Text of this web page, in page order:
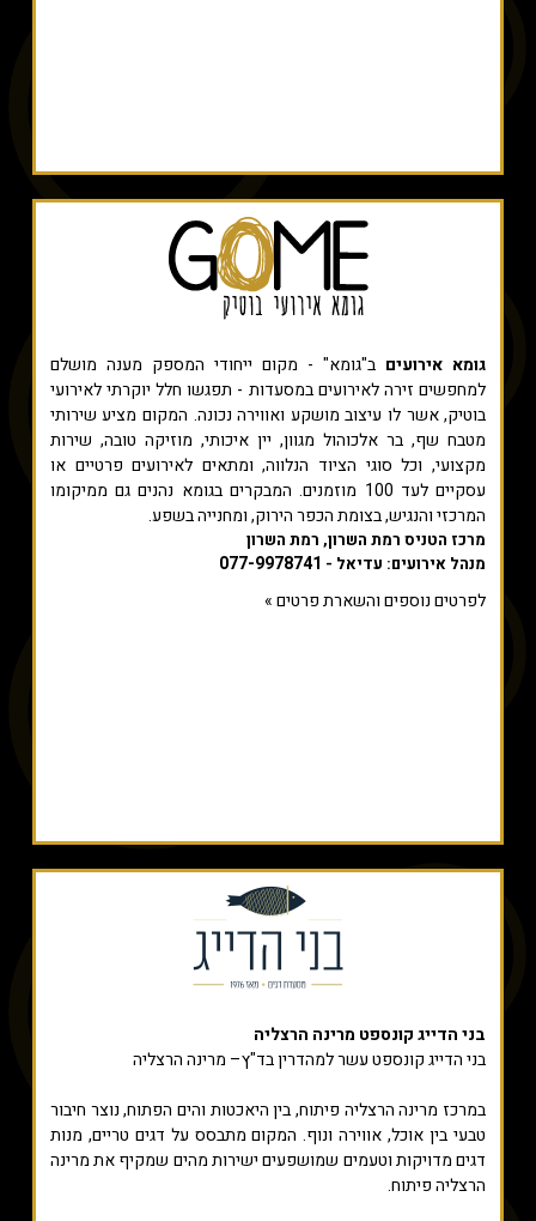
גומא אירועים ב"גומא" - מקום ייחודי המספק מענה מושלם
למחפשים זירה לאירועים במסעדות - תפגשו חלל יוקרתי לאירועי
בוטיק, אשר לו עיצוב מושקע ואווירה נכונה. המקום מציע שירותי
מטבח שף, בר אלכוהול מגוון, יין איכותי, מוזיקה טובה, שירות
מקצועי, וכל סוגי הציוד הנלווה, ומתאים לאירועים פרטיים או
עסקיים לעד 100 מוזמנים. המבקרים בגומא נהנים גם ממיקומו
המרכזי והנגיש, בצומת הכפר הירוק, ומחנייה בשפע.
מרכז הטניס רמת השרון, רמת השרון
מנהל אירועים: עדיאל - 077-9978741
לפרטים נוספים והשארת פרטים »
בני הדייג קונספט מרינה הרצליה
בני הדייג קונספט עשר למהדרין בד"ץ– מרינה הרצליה
במרכז מרינה הרצליה פיתוח, בין היאכטות והים הפתוח, נוצר חיבור
טבעי בין אוכל, אווירה ונוף. המקום מתבסס על דגים טריים, מנות
דגים מדויקות וטעמים שמושפעים ישירות מהים שמקיף את מרינה
הרצליה פיתוח.